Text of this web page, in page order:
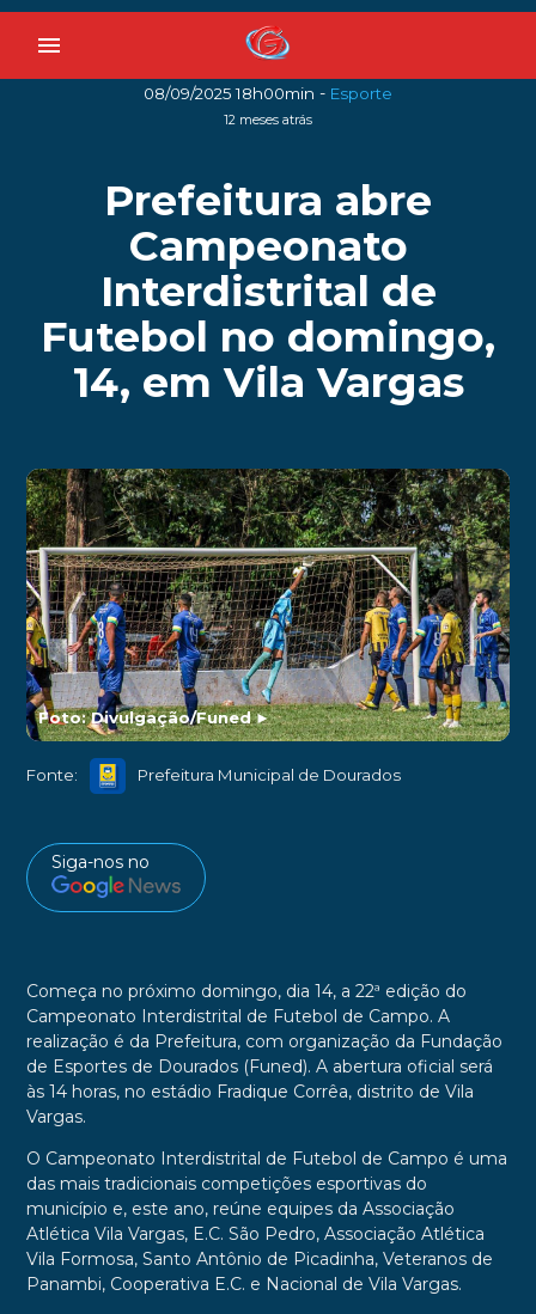
menu
08/09/2025 18h00min - Esporte
12 meses atrás
Prefeitura abre
Campeonato
Interdistrital de
Futebol no domingo,
14, em Vila Vargas
Foto: Divulgação/Funed►
Fonte: Prefeitura Municipal de Dourados
Siga-nos no
Começa no próximo domingo, dia 14, a 22ª edição do
Campeonato Interdistrital de Futebol de Campo. A
realização é da Prefeitura, com organização da Fundação
de Esportes de Dourados (Funed). A abertura oficial será
às 14 horas, no estádio Fradique Corrêa, distrito de Vila
Vargas.
O Campeonato Interdistrital de Futebol de Campo é uma
das mais tradicionais competições esportivas do
município e, este ano, reúne equipes da Associação
Atlética Vila Vargas, E.C. São Pedro, Associação Atlética
Vila Formosa, Santo Antônio de Picadinha, Veteranos de
Panambi, Cooperativa E.C. e Nacional de Vila Vargas.